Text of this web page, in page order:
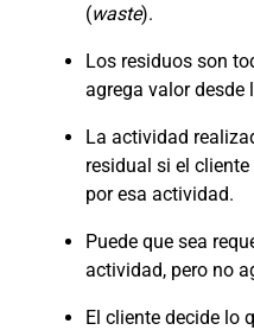
(waste).
Los residuos son
agrega valor desde
La actividad
residual si el
por esa actividad.
Puede que sea
actividad, pero no
El cliente decide lo